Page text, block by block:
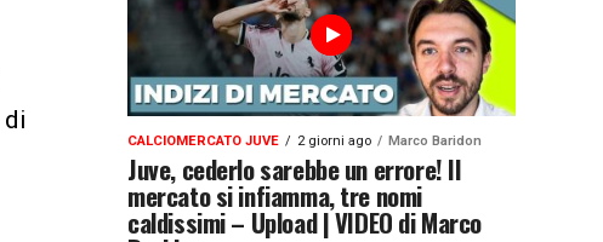
di
CALCIOMERCATO JUVE 2 giorni ago Marco Baridon
Juve, cederlo sarebbe un errore! Il
mercato si infiamma, tre nomi
caldissimi – Upload | VIDEO di Marco